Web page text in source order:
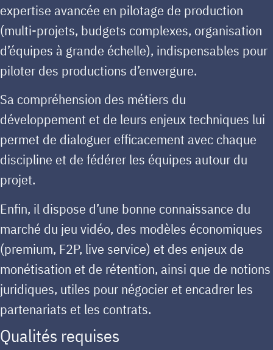
expertise avancée en pilotage de production
(multi-projets, budgets complexes, organisation
d’équipes à grande échelle), indispensables pour
piloter des productions d’envergure.
Sa compréhension des métiers du
développement et de leurs enjeux techniques lui
permet de dialoguer efficacement avec chaque
discipline et de fédérer les équipes autour du
projet.
Enfin, il dispose d’une bonne connaissance du
marché du jeu vidéo, des modèles économiques
(premium, F2P, live service) et des enjeux de
monétisation et de rétention, ainsi que de notions
juridiques, utiles pour négocier et encadrer les
partenariats et les contrats.
Qualités requises